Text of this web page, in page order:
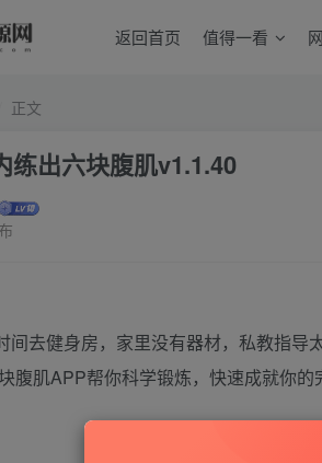
返回首页 值得一看
正文
练出六块腹肌v1.1.40
间去健身房，家里没有器材，私教指导
腹肌APP帮你科学锻炼，快速成就你的